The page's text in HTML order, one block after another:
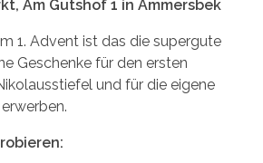
Am Gutshof 1 in Ammersbek
1. Advent ist das die supergute
Geschenke für den ersten
und für die eigene